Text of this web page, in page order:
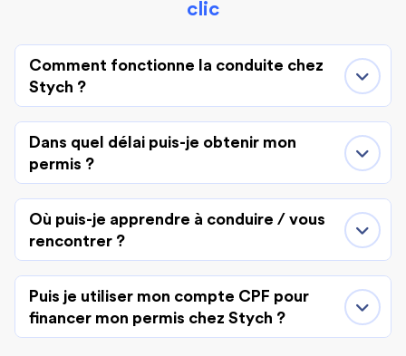
clic
Comment fonctionne la conduite chez
Stych ?
Dans quel délai puis-je obtenir mon
permis ?
Où puis-je apprendre à conduire / vous
rencontrer ?
Puis je utiliser mon compte CPF pour
financer mon permis chez Stych ?